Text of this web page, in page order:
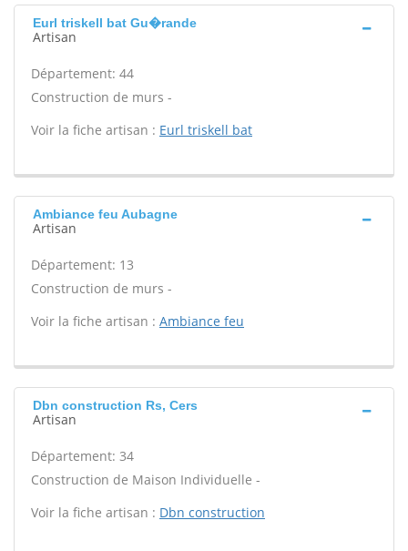
Eurl triskell bat Gu�rande
Artisan
Département: 44
Construction de murs -
Voir la fiche artisan : Eurl triskell bat
Ambiance feu Aubagne
Artisan
Département: 13
Construction de murs -
Voir la fiche artisan : Ambiance feu
Dbn construction Rs, Cers
Artisan
Département: 34
Construction de Maison Individuelle -
Voir la fiche artisan : Dbn construction